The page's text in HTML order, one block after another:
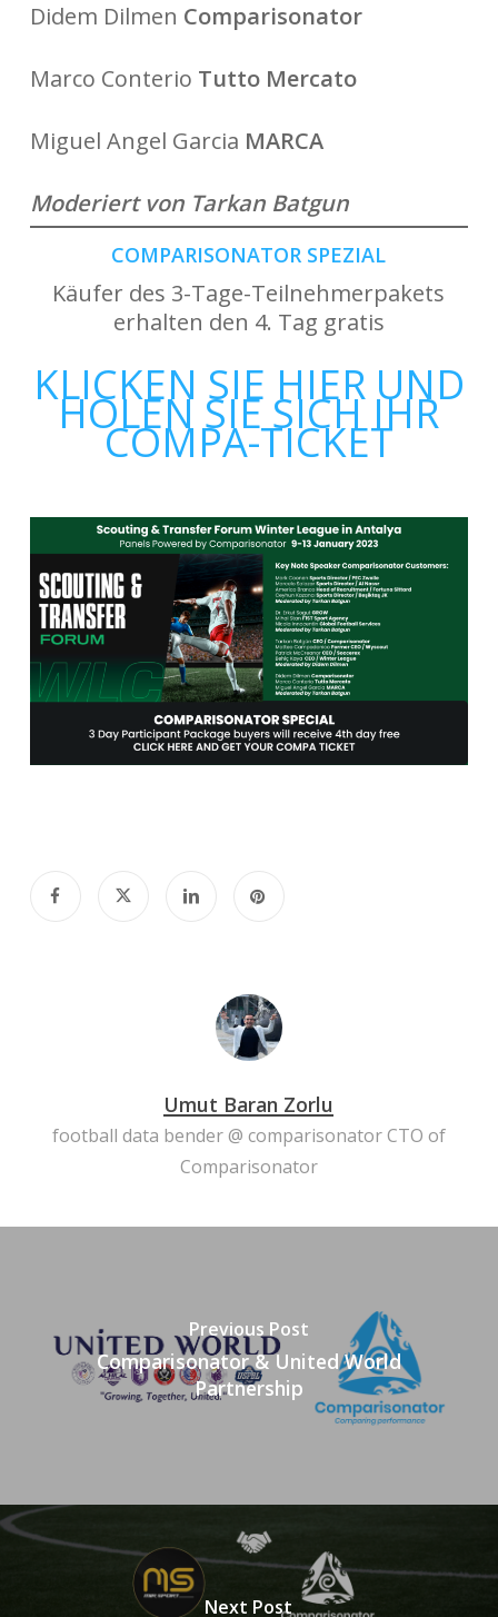
Didem Dilmen Comparisonator
Marco Conterio Tutto Mercato
Miguel Angel Garcia MARCA
Moderiert von Tarkan Batgun
COMPARISONATOR SPEZIAL
Käufer des 3-Tage-Teilnehmerpakets
erhalten den 4. Tag gratis
KLICKEN SIE HIER UND
HOLEN SIE SICH IHR
COMPA-TICKET
Umut Baran Zorlu
football data bender @ comparisonator CTO of
Comparisonator
Previous Post
Comparisonator & United World
Partnership
Next Post